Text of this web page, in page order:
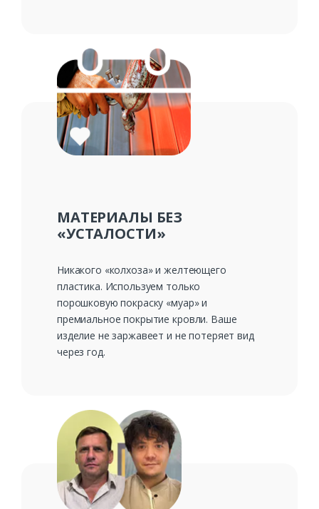
Ваш телефон*
Комментарий к заказу
МАТЕРИАЛЫ БЕЗ
«УСТАЛОСТИ»
Никакого «колхоза» и желтеющего
пластика. Используем только
порошковую покраску «муар» и
премиальное покрытие кровли. Ваше
изделие не заржавеет и не потеряет вид
через год.